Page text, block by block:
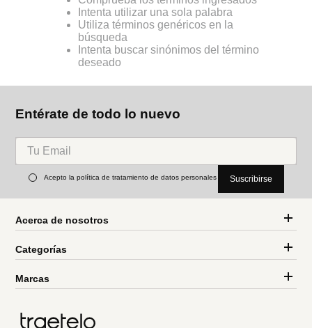
Intenta utilizar una sola palabra
Utiliza términos genéricos en la
búsqueda
Intenta buscar sinónimos del término
deseado
Entérate de todo lo nuevo
Acepto la política de tratamiento de datos personales Suscribirse
Acerca de nosotros
Categorías
Marcas